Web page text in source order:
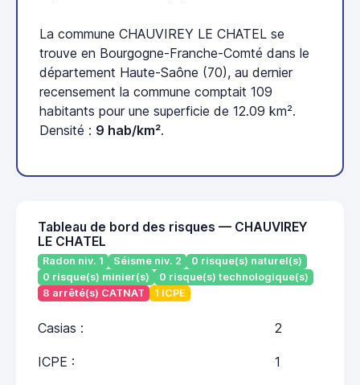
La commune CHAUVIREY LE CHATEL se
trouve en Bourgogne-Franche-Comté dans le
département Haute-Saône (70), au dernier
recensement la commune comptait 109
habitants pour une superficie de 12.09 km².
Densité : 9 hab/km².
Tableau de bord des risques — CHAUVIREY
LE CHATEL
Radon niv. 1 Séisme niv. 2
0 risque(s) naturel(s)
0 risque(s) minier(s)
0 risque(s) technologique(s)
8 arrêté(s) CATNAT
1 ICPE
Casias : 2
ICPE : 1